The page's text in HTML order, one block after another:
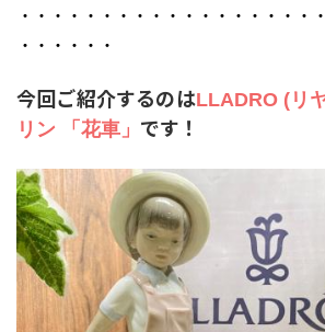
・・・・・・・・・・・・・・・・・・
・・・・・・
今回ご紹介するのはLLADRO (リ
リン 「花車」 です！